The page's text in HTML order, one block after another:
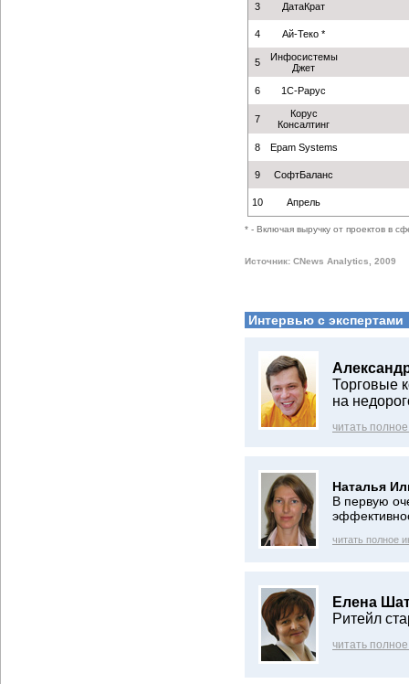
3 ДатаКрат
4 Ай-Теко *
5
Инфосистемы
Джет
6 1С-Рарус
7
Корус
Консалтинг
8 Еpam Systems
9 СофтБаланс
10 Апрель
* - Включая выручку от проектов в
Источник: CNews Analytics, 2009
Интервью с экспертами
Торговые
на
читать
Наталья
В первую
читать полное
Елена
Ритейл
читать